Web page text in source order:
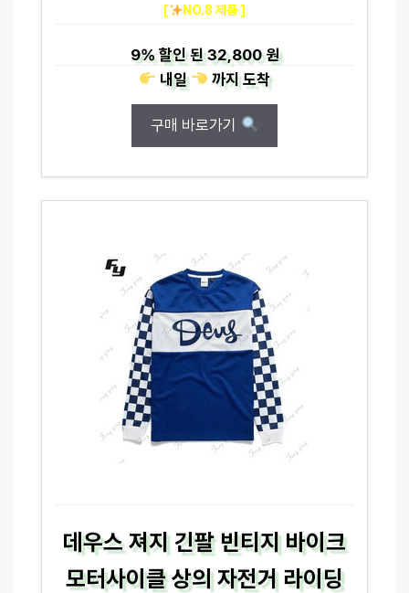
[ NO.8 제품 ]
9%할인 된32,800 원
내일
까지도착
구매 바로가기
데우스 져지 긴팔 빈티지 바이크
모터사이클 상의 자전거 라이딩